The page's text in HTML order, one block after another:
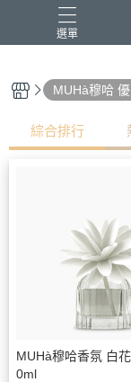
選單
MUHà穆哈 優
!
綜合排行
MUHà穆哈香氛 白
0ml